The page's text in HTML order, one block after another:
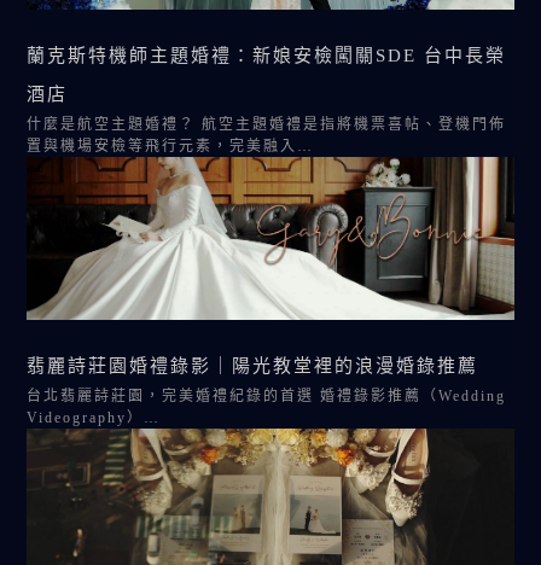
蘭克斯特機師主題婚禮：新娘安檢闖關SDE 台中長榮
酒店
什麼是航空主題婚禮？ 航空主題婚禮是指將機票喜帖、登機門佈
置與機場安檢等飛行元素，完美融入…
翡麗詩莊園婚禮錄影｜陽光教堂裡的浪漫婚錄推薦
台北翡麗詩莊園，完美婚禮紀錄的首選 婚禮錄影推薦（Wedding
Videography）…